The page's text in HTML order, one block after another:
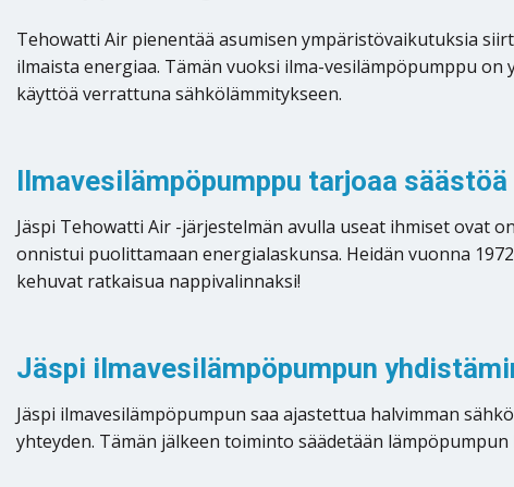
Tehowatti Air pienentää asumisen ympäristövaikutuksia
ilmaista energiaa. Tämän vuoksi ilma-vesilämpöpumppu
käyttöä verrattuna sähkölämmitykseen.
Ilmavesilämpöpumppu tarjoaa
Jäspi Tehowatti Air -järjestelmän avulla useat ihmiset ovat
onnistui puolittamaan energialaskunsa. Heidän vuonna
kehuvat ratkaisua nappivalinnaksi!
Jäspi ilmavesilämpöpumpun
Jäspi ilmavesilämpöpumpun saa ajastettua halvimman
yhteyden. Tämän jälkeen toiminto säädetään